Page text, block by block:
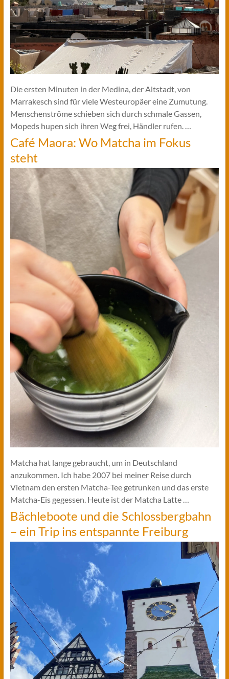
Die ersten Minuten in der Medina, der Altstadt, von
Marrakesch sind für viele Westeuropäer eine Zumutung.
Menschenströme schieben sich durch schmale Gassen,
Mopeds hupen sich ihren Weg frei, Händler rufen. …
Café Maora: Wo Matcha im Fokus
steht
Matcha hat lange gebraucht, um in Deutschland
anzukommen. Ich habe 2007 bei meiner Reise durch
Vietnam den ersten Matcha-Tee getrunken und das erste
Matcha-Eis gegessen. Heute ist der Matcha Latte …
Bächleboote und die Schlossbergbahn
– ein Trip ins entspannte Freiburg